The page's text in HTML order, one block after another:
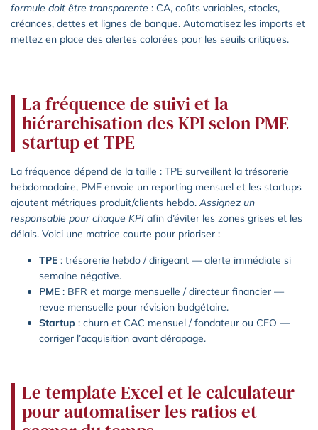
formule doit être transparente : CA, coûts variables, stocks,
créances, dettes et lignes de banque. Automatisez les imports et
mettez en place des alertes colorées pour les seuils critiques.
La fréquence de suivi et la
hiérarchisation des KPI selon PME
startup et TPE
La fréquence dépend de la taille : TPE surveillent la trésorerie
hebdomadaire, PME envoie un reporting mensuel et les startups
ajoutent métriques produit/clients hebdo. Assignez un
responsable pour chaque KPI afin d’éviter les zones grises et les
délais. Voici une matrice courte pour prioriser :
TPE : trésorerie hebdo / dirigeant — alerte immédiate si
semaine négative.
PME : BFR et marge mensuelle / directeur financier —
revue mensuelle pour révision budgétaire.
Startup : churn et CAC mensuel / fondateur ou CFO —
corriger l’acquisition avant dérapage.
Le template Excel et le calculateur
pour automatiser les ratios et